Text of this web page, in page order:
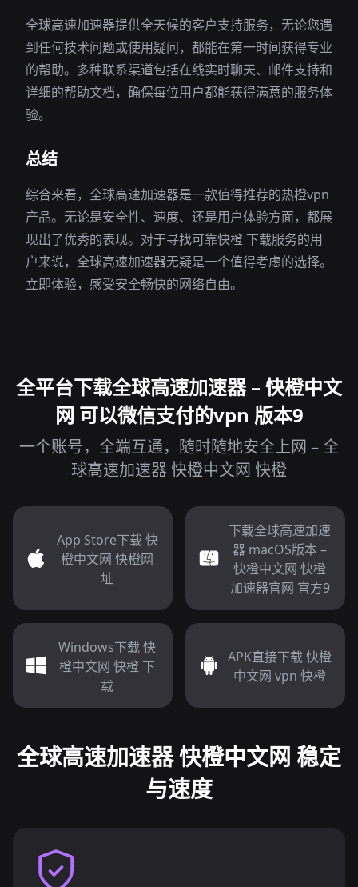
全球高速加速器提供全天候的客户支持服务，无论您遇
到任何技术问题或使用疑问，都能在第一时间获得专业
的帮助。多种联系渠道包括在线实时聊天、邮件支持和
详细的帮助文档，确保每位用户都能获得满意的服务体
验。
总结
综合来看，全球高速加速器是一款值得推荐的热橙vpn
产品。无论是安全性、速度、还是用户体验方面，都展
现出了优秀的表现。对于寻找可靠快橙 下载服务的用
户来说，全球高速加速器无疑是一个值得考虑的选择。
立即体验，感受安全畅快的网络自由。
全平台下载全球高速加速器 – 快橙中文
网 可以微信支付的vpn 版本9
一个账号，全端互通，随时随地安全上网 – 全
球高速加速器 快橙中文网 快橙
App Store下载 快
橙中文网 快橙网
址
下载全球高速加速
器 macOS版本 –
快橙中文网 快橙
加速器官网 官方9
Windows下载 快
橙中文网 快橙 下
载
APK直接下载 快橙
中文网 vpn 快橙
全球高速加速器 快橙中文网 稳定
与速度